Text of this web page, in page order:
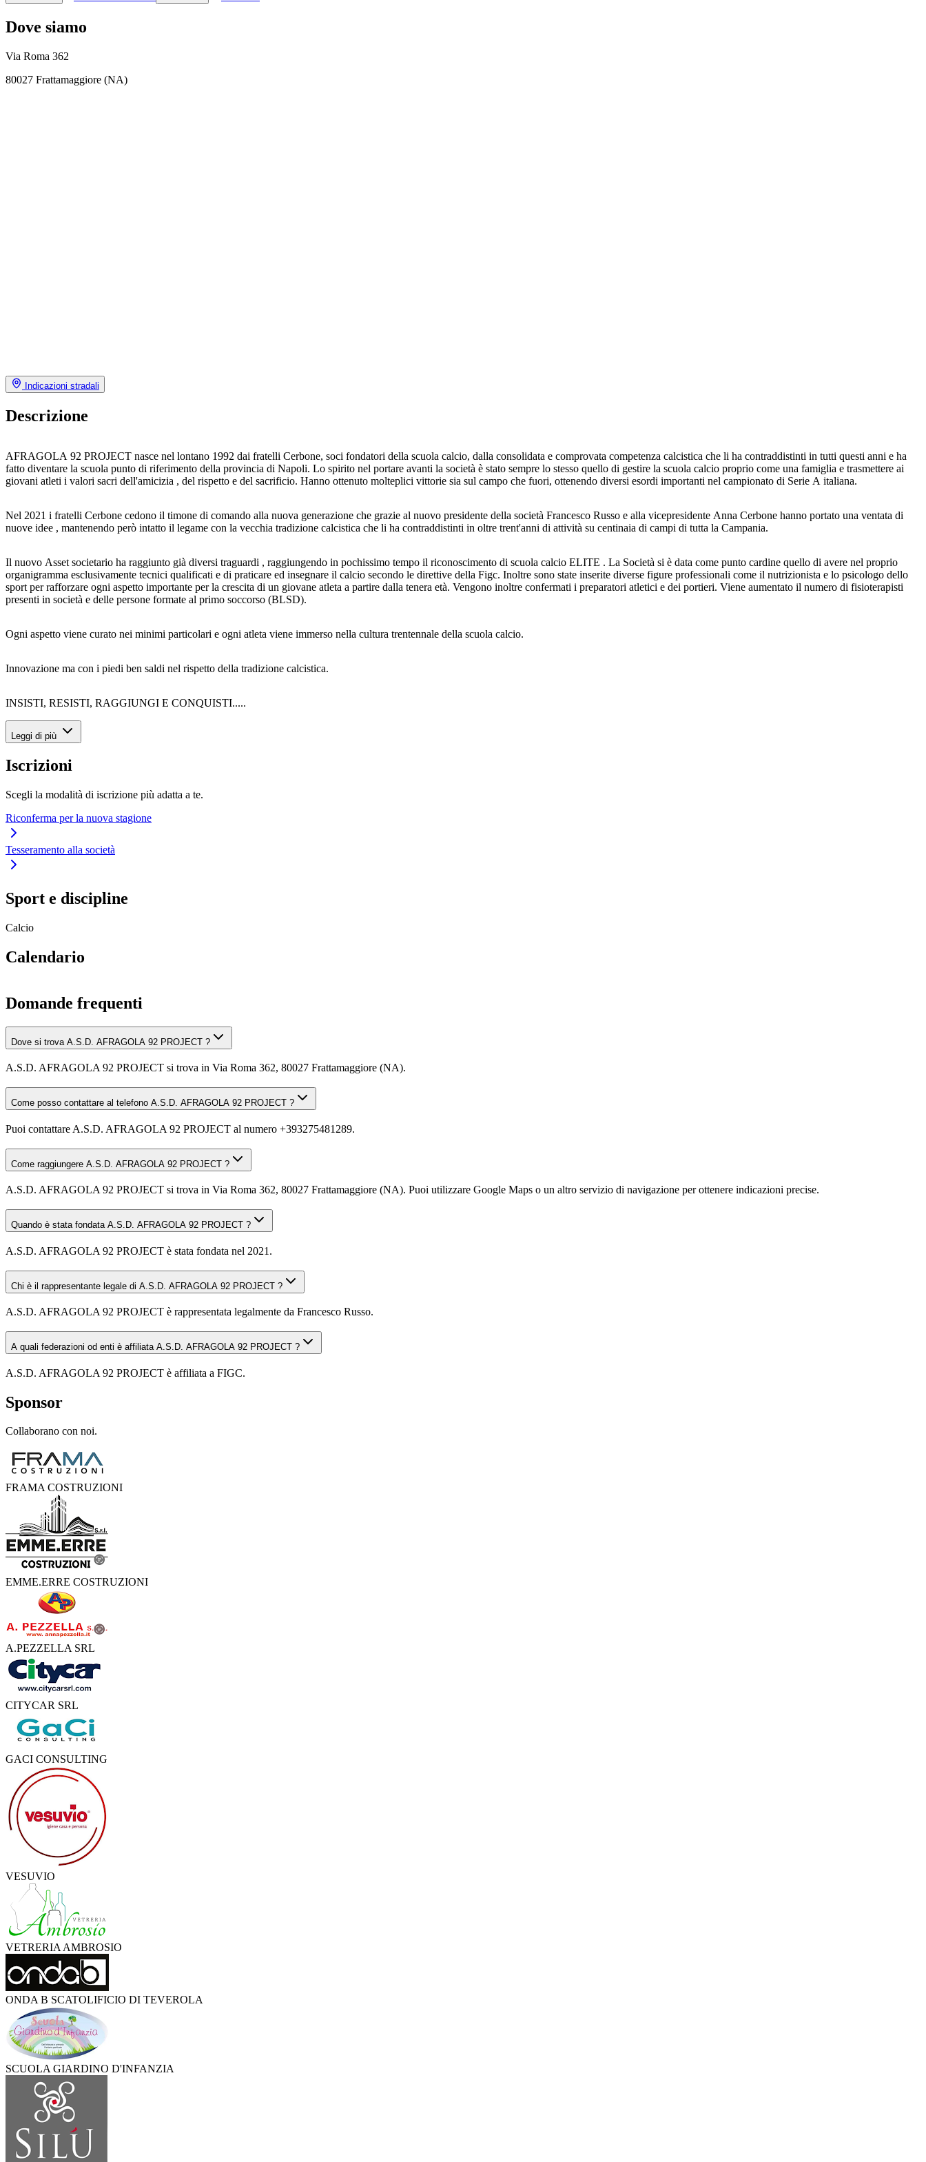
Dove siamo
Via Roma 362
80027 Frattamaggiore (NA)
Indicazioni stradali
Descrizione
AFRAGOLA 92 PROJECT nasce nel lontano 1992 dai fratelli Cerbone, soci fondatori della scuola calcio, dalla consolidata e comprovata competenza calcistica che li ha contraddistinti in tutti questi anni e ha
fatto diventare la scuola punto di riferimento della provincia di Napoli. Lo spirito nel portare avanti la società è stato sempre lo stesso quello di gestire la scuola calcio proprio come una famiglia e trasmettere ai
giovani atleti i valori sacri dell'amicizia , del rispetto e del sacrificio. Hanno ottenuto molteplici vittorie sia sul campo che fuori, ottenendo diversi esordi importanti nel campionato di Serie A italiana.
Nel 2021 i fratelli Cerbone cedono il timone di comando alla nuova generazione che grazie al nuovo presidente della società Francesco Russo e alla vicepresidente Anna Cerbone hanno portato una ventata di
nuove idee , mantenendo però intatto il legame con la vecchia tradizione calcistica che li ha contraddistinti in oltre trent'anni di attività su centinaia di campi di tutta la Campania.
Il nuovo Asset societario ha raggiunto già diversi traguardi , raggiungendo in pochissimo tempo il riconoscimento di scuola calcio ELITE . La Società si è data come punto cardine quello di avere nel proprio
organigramma esclusivamente tecnici qualificati e di praticare ed insegnare il calcio secondo le direttive della Figc. Inoltre sono state inserite diverse figure professionali come il nutrizionista e lo psicologo dello
sport per rafforzare ogni aspetto importante per la crescita di un giovane atleta a partire dalla tenera età. Vengono inoltre confermati i preparatori atletici e dei portieri. Viene aumentato il numero di fisioterapisti
presenti in società e delle persone formate al primo soccorso (BLSD).
Ogni aspetto viene curato nei minimi particolari e ogni atleta viene immerso nella cultura trentennale della scuola calcio.
Innovazione ma con i piedi ben saldi nel rispetto della tradizione calcistica.
INSISTI, RESISTI, RAGGIUNGI E CONQUISTI.....
Leggi di più
Iscrizioni
Scegli la modalità di iscrizione più adatta a te.
Riconferma per la nuova stagione
Tesseramento alla società
Sport e discipline
Calcio
Calendario
Domande frequenti
Dove si trova A.S.D. AFRAGOLA 92 PROJECT ?
A.S.D. AFRAGOLA 92 PROJECT si trova in Via Roma 362, 80027 Frattamaggiore (NA).
Come posso contattare al telefono A.S.D. AFRAGOLA 92 PROJECT ?
Puoi contattare A.S.D. AFRAGOLA 92 PROJECT al numero +393275481289.
Come raggiungere A.S.D. AFRAGOLA 92 PROJECT ?
A.S.D. AFRAGOLA 92 PROJECT si trova in Via Roma 362, 80027 Frattamaggiore (NA). Puoi utilizzare Google Maps o un altro servizio di navigazione per ottenere indicazioni precise.
Quando è stata fondata A.S.D. AFRAGOLA 92 PROJECT ?
A.S.D. AFRAGOLA 92 PROJECT è stata fondata nel 2021.
Chi è il rappresentante legale di A.S.D. AFRAGOLA 92 PROJECT ?
A.S.D. AFRAGOLA 92 PROJECT è rappresentata legalmente da Francesco Russo.
A quali federazioni od enti è affiliata A.S.D. AFRAGOLA 92 PROJECT ?
A.S.D. AFRAGOLA 92 PROJECT è affiliata a FIGC.
Sponsor
Collaborano con noi.
FRAMA COSTRUZIONI
EMME.ERRE COSTRUZIONI
A.PEZZELLA SRL
CITYCAR SRL
GACI CONSULTING
VESUVIO
VETRERIA AMBROSIO
ONDA B SCATOLIFICIO DI TEVEROLA
SCUOLA GIARDINO D'INFANZIA